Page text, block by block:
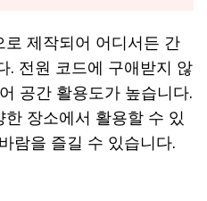
로 제작되어 어디서든 간
. 전원 코드에 구애받지 않
공간 활용도가 높습니다.
장소에서 활용할 수 있
람을 즐길 수 있습니다.